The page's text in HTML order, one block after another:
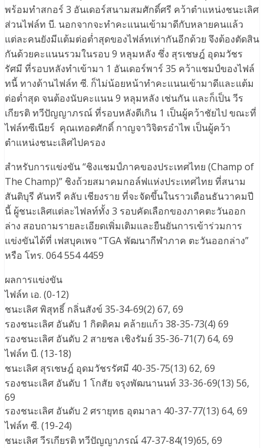
พร้อมทำสกอร์ 3 อันเดอร์สนามสมศักดิ์ศรี คว้าตำแหน่งชนะเลิศ
ส่วนไฟล์ท บี. นอกจากจะทำคะแนนเข้ามาดีกับหลายคนแล้ว
แต่ละคนยังมีแต้มต่อต่ำสุดของไฟล์ทเท่ากันอีกด้วย จึงต้องตัดสิน
กันด้วยคะแนนรวมในรอบ 9 หลุมหลัง ซึ่ง สุรเชษฎ์ อุดมวัชร
รัศมี ที่รอบหลังทำเข้ามา 1 อันเดอร์พาร์ 35 คว้าแชมป์ของไฟล์
ทนี้ ทางด้านไฟล์ท ซี. ก็ไม่น้อยหน้าทำคะแนนเข้ามาดีและแต้ม
ต่อต่ำสุด จนต้องนับคะแนน 9 หลุมหลัง เช่นกัน และก็เป็น วีร
เกียรติ ทวีปัญญาภรณ์ ที่รอบหลังตีเกิน 1 เป็นผู้คว้าชัยไป ขณะที่
ไฟล์ทซีเนียร์ คุณเทอดศักดิ์ กาญจาวิจิตรอำไพ เป็นผู้คว้า
ตำแหน่งชนะเลิศไปครอง
สำหรับการแข่งขัน “ชิงแชมป์ภาคของประเทศไทย (Champ of
The Champ)” ชิงถ้วยสมาคมกอล์ฟแห่งประเทศไทย ที่สนาม
สันติบุรี คันทรี คลับ เชียงราย ที่จะจัดขึ้นในราวเดือนธันวาคมปี
นี้ ผู้ชนะเลิศแต่ละไฟลท์ทั้ง 3 รอบคัดเลือกของภาคตะวันออก
ล่าง สอบถามรายละเอียดเพิ่มเติมและยืนยันการเข้าร่วมการ
แข่งขันได้ที่ เฟสบุคเพจ “TGA พัฒนากีฬาภาค ตะวันออกล่าง”
หรือ โทร. 064 554 4459
ผลการแข่งขัน
ไฟล์ท เอ. (0-12)
ชนะเลิศ พิสุทธิ์ กลิ่นสังข์ 35-34-69(2) 67, 69
รองชนะเลิศ อันดับ 1 กิตติคม คล้ายแก้ว 38-35-73(4) 69
รองชนะเลิศ อันดับ 2 สายชล เชิงรัมย์ 35-36-71(7) 64, 69
ไฟล์ท บี. (13-18)
ชนะเลิศ สุรเชษฎ์ อุดมวัชรรัศมี 40-35-75(13) 62, 69
รองชนะเลิศ อันดับ 1 โกสัย จรุงพัฒนานนท์ 33-36-69(13) 56,
69
รองชนะเลิศ อันดับ 2 ศรายุทธ อุตมาลา 40-37-77(13) 64, 69
ไฟล์ท ซี. (19-24)
ชนะเลิศ วีรเกียรติ ทวีปัญญาภรณ์ 47-37-84(19)65, 69